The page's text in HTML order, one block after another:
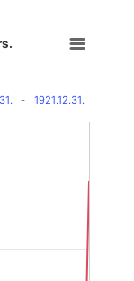
- 1921.12.31.